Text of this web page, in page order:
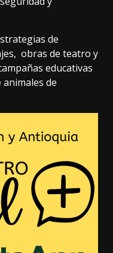
de
obras de teatro y
educativas
de